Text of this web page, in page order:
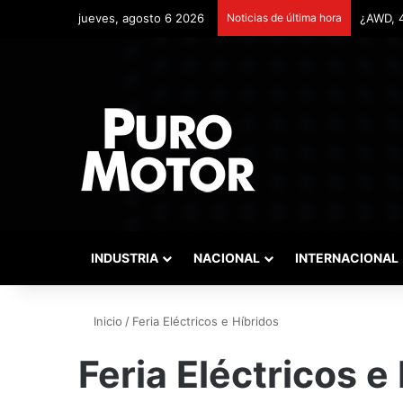
jueves, agosto 6 2026 Noticias de última hora
INDUSTRIA NACIONAL INTERNACIONAL
Inicio / Feria Eléctricos e Híbridos
Feria Eléctricos